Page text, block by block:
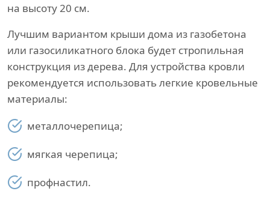
на высоту 20 см.
Лучшим вариантом крыши дома из газобетона
или газосиликатного блока будет стропильная
конструкция из дерева. Для устройства кровли
рекомендуется использовать легкие кровельные
материалы:
металлочерепица;
мягкая черепица;
профнастил.